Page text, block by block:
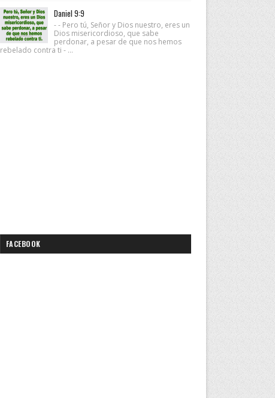
Daniel 9:9
- - Pero tú, Señor y Dios nuestro, eres un
Dios misericordioso, que sabe
perdonar, a pesar de que nos hemos
rebelado contra ti - ...
FACEBOOK